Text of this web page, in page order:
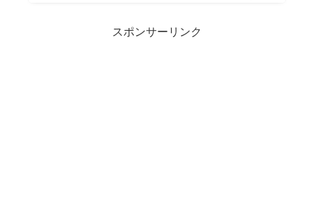
スポンサーリンク